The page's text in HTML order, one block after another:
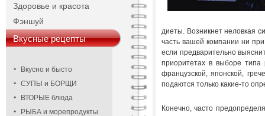
Здоровье и красота
Фэншуй
Вкусные рецепты
Вкусно и бысто
СУПЫ и БОРЩИ
ВТОРЫЕ блюда
РЫБА и морепродукты
диеты. Возникнет неловкая
часть вашей компании ни при
если предварительно
приоритетах в выборе типа
французской, японской,
подаются только какие-то
Конечно, часто